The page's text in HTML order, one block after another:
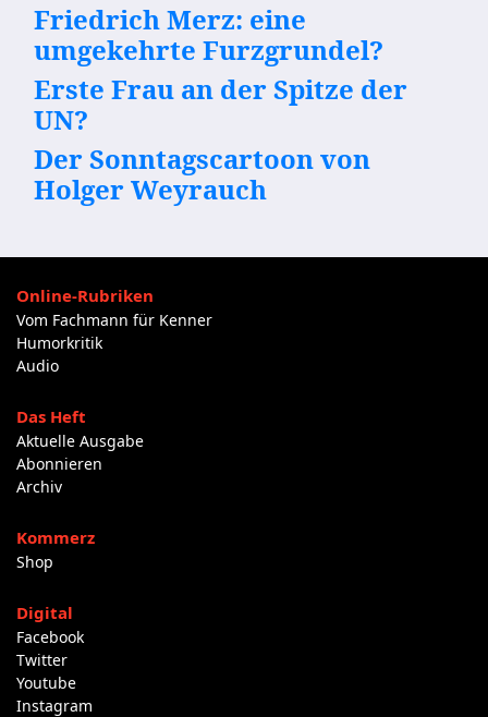
Friedrich Merz: eine
umgekehrte Furzgrundel?
Erste Frau an der Spitze der
UN?
Der Sonntagscartoon von
Holger Weyrauch
Online-Rubriken
Vom Fachmann für Kenner
Humorkritik
Audio
Das Heft
Aktuelle Ausgabe
Abonnieren
Archiv
Kommerz
Shop
Digital
Facebook
Twitter
Youtube
Instagram